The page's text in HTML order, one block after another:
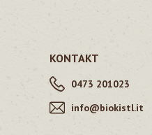
KONTAKT
0473 201023
info@biokistl.it